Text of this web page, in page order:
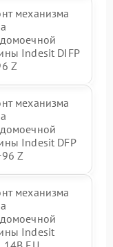
механизма
Indesit DIFP
Z
механизма
Indesit DFP
Z
механизма
Indesit